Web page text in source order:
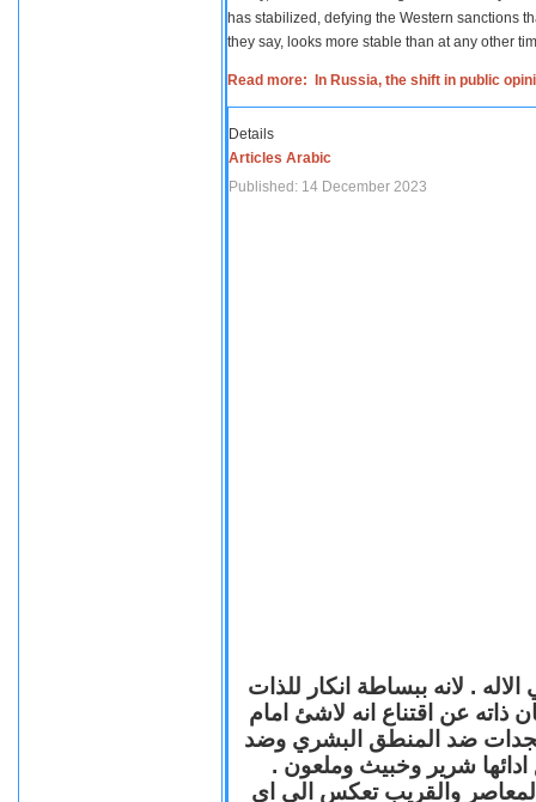
has stabilized, defying the Western sanctions
they say, looks more stable than at any other
Read more: In Russia, the shift in public
Details
Articles Arabic
Published: 14 December 2023
. لانه ببساطة انكار للذات
ذاته عن اقتناع انه لاشئ امام
ضد المنطق البشري وضد
ادائها شرير وخبيث وملعون .
المعاصر والقريب تعكس الي اي